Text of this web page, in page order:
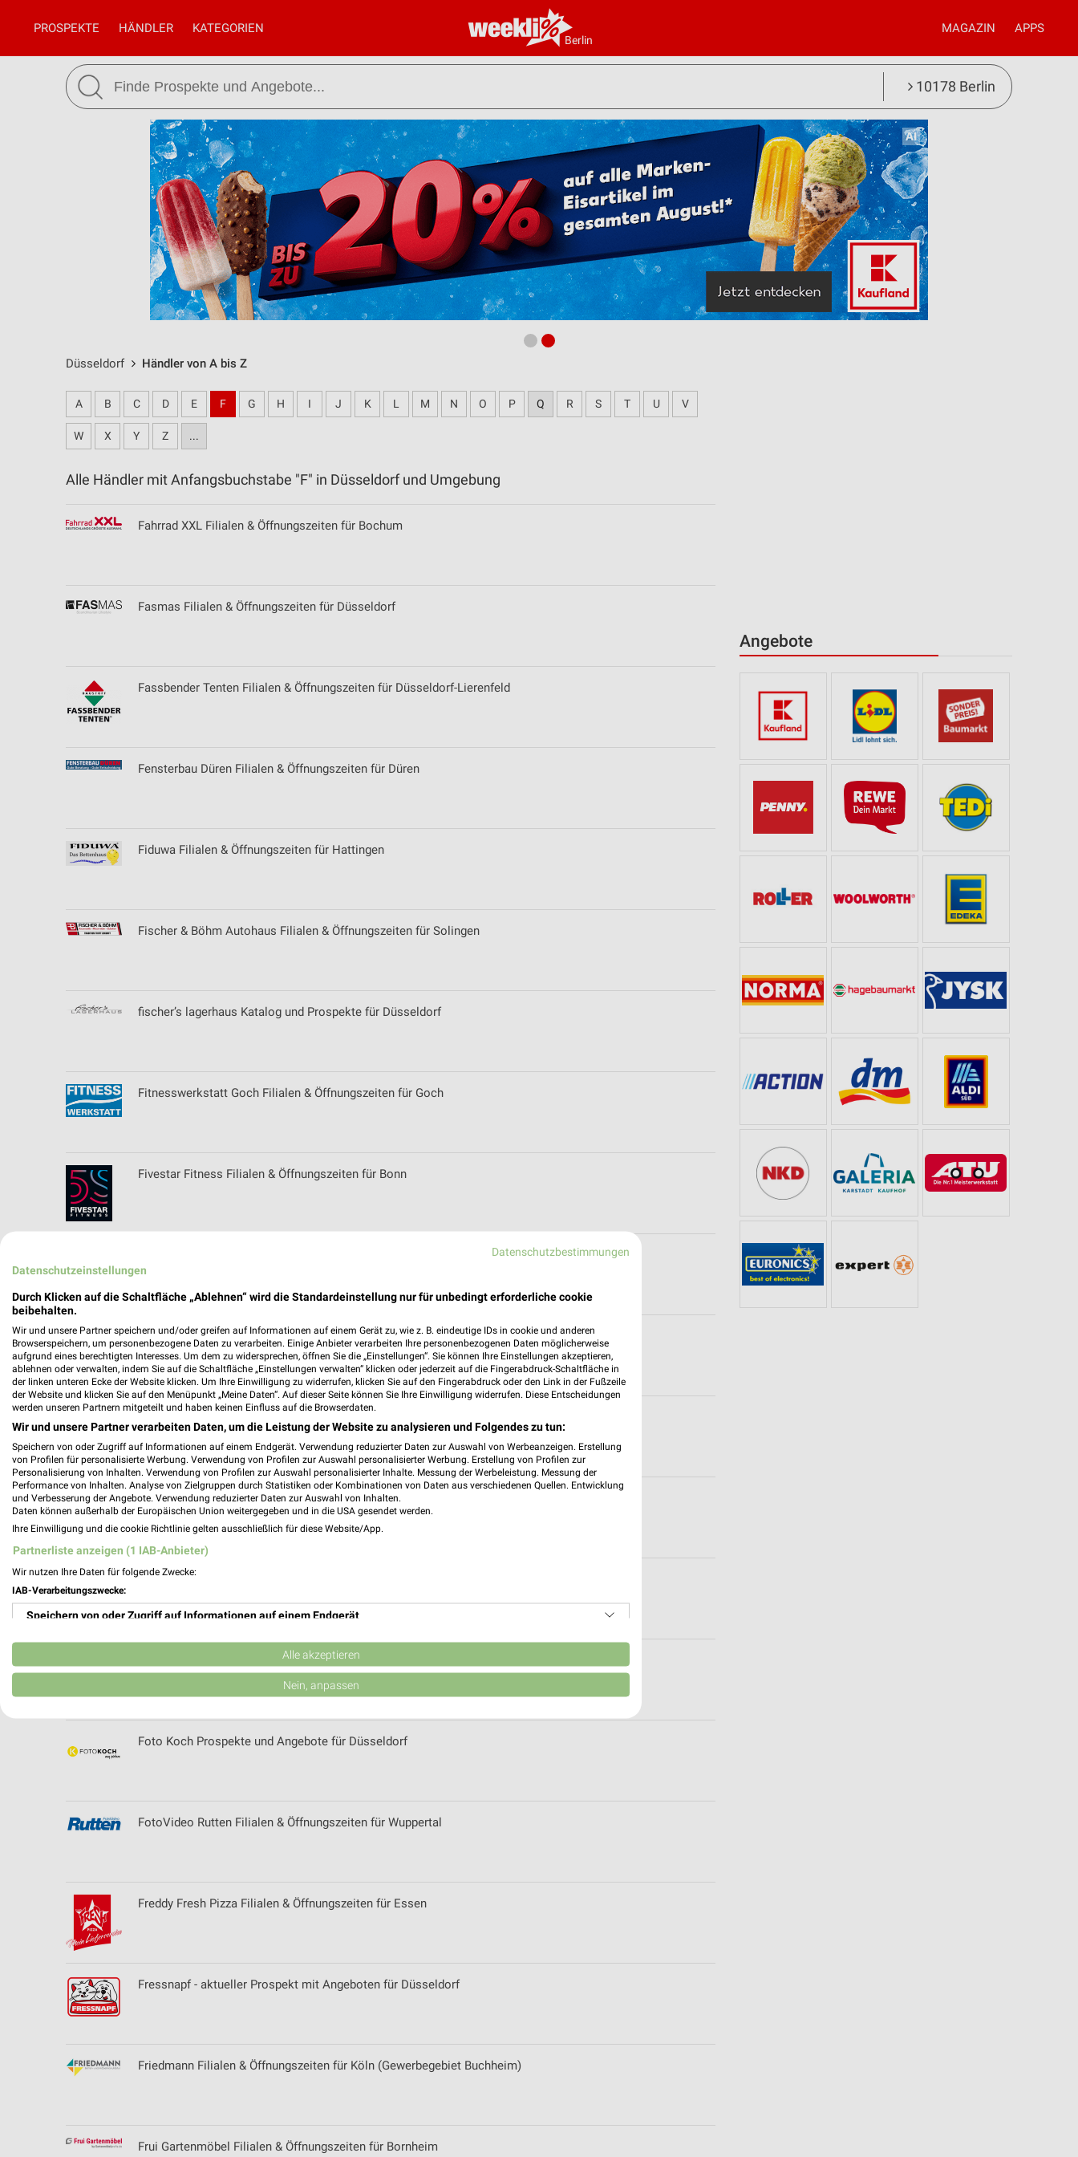
Berlin
PROSPEKTE HÄNDLER KATEGORIEN MAGAZIN APPS
10178 Berlin
Düsseldorf Händler von A bis Z
Angebote
A B C D E F G H I J K L M N O P Q R S T U V
W X Y Z ...
Alle Händler mit Anfangsbuchstabe "F" in Düsseldorf und Umgebung
Fahrrad XXL Filialen & Öffnungszeiten für Bochum
Fasmas Filialen & Öffnungszeiten für Düsseldorf
Fassbender Tenten Filialen & Öffnungszeiten für Düsseldorf-Lierenfeld
Fensterbau Düren Filialen & Öffnungszeiten für Düren
Fiduwa Filialen & Öffnungszeiten für Hattingen
Fischer & Böhm Autohaus Filialen & Öffnungszeiten für Solingen
fischer’s lagerhaus Katalog und Prospekte für Düsseldorf
Fitnesswerkstatt Goch Filialen & Öffnungszeiten für Goch
Fivestar Fitness Filialen & Öffnungszeiten für Bonn
Flammkontor Filialen & Öffnungszeiten für Meerbusch
Fleischauer Filialen & Öffnungszeiten für Mönchengladbach
Fliesenmax Filialen & Öffnungszeiten für Krefeld
Forg Einrichten und Wohnen Filialen & Öffnungszeiten für Erkelenz
FOTO GREGOR Filialen & Öffnungszeiten für Köln
Foto Koch Prospekte und Angebote für Düsseldorf
FotoVideo Rutten Filialen & Öffnungszeiten für Wuppertal
Freddy Fresh Pizza Filialen & Öffnungszeiten für Essen
Fressnapf - aktueller Prospekt mit Angeboten für Düsseldorf
Friedmann Filialen & Öffnungszeiten für Köln (Gewerbegebiet Buchheim)
Frui Gartenmöbel Filialen & Öffnungszeiten für Bornheim
Datenschutzbestimmungen
Datenschutzeinstellungen
Durch Klicken auf die Schaltfläche „Ablehnen“ wird die Standardeinstellung nur für unbedingt erforderliche cookie
beibehalten.
Wir und unsere Partner speichern und/oder greifen auf Informationen auf einem Gerät zu, wie z. B. eindeutige IDs in cookie und anderen
Browserspeichern, um personenbezogene Daten zu verarbeiten. Einige Anbieter verarbeiten Ihre personenbezogenen Daten möglicherweise
aufgrund eines berechtigten Interesses. Um dem zu widersprechen, öffnen Sie die „Einstellungen“. Sie können Ihre Einstellungen akzeptieren,
ablehnen oder verwalten, indem Sie auf die Schaltfläche „Einstellungen verwalten“ klicken oder jederzeit auf die Fingerabdruck-Schaltfläche in
der linken unteren Ecke der Website klicken. Um Ihre Einwilligung zu widerrufen, klicken Sie auf den Fingerabdruck oder den Link in der Fußzeile
der Website und klicken Sie auf den Menüpunkt „Meine Daten“. Auf dieser Seite können Sie Ihre Einwilligung widerrufen. Diese Entscheidungen
werden unseren Partnern mitgeteilt und haben keinen Einfluss auf die Browserdaten.
Wir und unsere Partner verarbeiten Daten, um die Leistung der Website zu analysieren und Folgendes zu tun:
Speichern von oder Zugriff auf Informationen auf einem Endgerät. Verwendung reduzierter Daten zur Auswahl von Werbeanzeigen. Erstellung
von Profilen für personalisierte Werbung. Verwendung von Profilen zur Auswahl personalisierter Werbung. Erstellung von Profilen zur
Personalisierung von Inhalten. Verwendung von Profilen zur Auswahl personalisierter Inhalte. Messung der Werbeleistung. Messung der
Performance von Inhalten. Analyse von Zielgruppen durch Statistiken oder Kombinationen von Daten aus verschiedenen Quellen. Entwicklung
und Verbesserung der Angebote. Verwendung reduzierter Daten zur Auswahl von Inhalten.
Daten können außerhalb der Europäischen Union weitergegeben und in die USA gesendet werden.
Ihre Einwilligung und die cookie Richtlinie gelten ausschließlich für diese Website/App.
Partnerliste anzeigen (1 IAB-Anbieter)
Wir nutzen Ihre Daten für folgende Zwecke:
IAB-Verarbeitungszwecke:
Speichern von oder Zugriff auf Informationen auf einem Endgerät
Verwendung reduzierter Daten zur Auswahl von Werbeanzeigen
Erstellung von Profilen für personalisierte Werbung
Erstellung von Profilen zur Personalisierung von Inhalten
Entwicklung und Verbesserung der Angebote
IAB-Besonderheiten:
Verwendung genauer Standortdaten
Nicht-IAB-Verarbeitungszwecke:
Alle akzeptieren
Nein, anpassen